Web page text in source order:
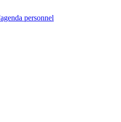
personnel